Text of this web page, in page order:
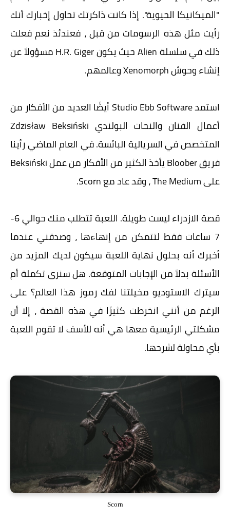
"الميكانيكا الحيوية". إذا كانت ذاكرتك تحاول إخبارك أنك
رأيت مثل هذه الرسومات من قبل ، فعندئذ نعم فعلت
ذلك في سلسلة Alien حيث يكون H.R. Giger مسؤولاً عن
إنشاء وحوش Xenomorph وعالمهم.
استمد Studio Ebb Software أيضًا العديد من الأفكار من
أعمال الفنان والنحات البولندي Zdzisław Beksiński
المتخصص في السريالية البائسة. في العام الماضي رأينا
فريق Bloober يأخذ الكثير من الأفكار من عمل Beksiński
على The Medium ، وقد عاد مع Scorn.
قصة الازدراء ليست طويلة. اللعبة تتطلب منك حوالي 6-
7 ساعات فقط لتتمكن من إنهاءها ، وصدقني عندما
أخبرك أنه بحلول نهاية اللعبة سيكون لديك المزيد من
الأسئلة بدلاً من الإجابات المتوقعة. هل سنرى تكملة أم
سيترك الاستوديو مخيلتنا لفك رموز هذا العالم؟ على
الرغم من أنني انخرطت كثيرًا في هذه القصة ، إلا أن
مشكلتي الرئيسية معها هي أنه للأسف لا تقوم اللعبة
بأي محاولة لشرحها.
Scorn